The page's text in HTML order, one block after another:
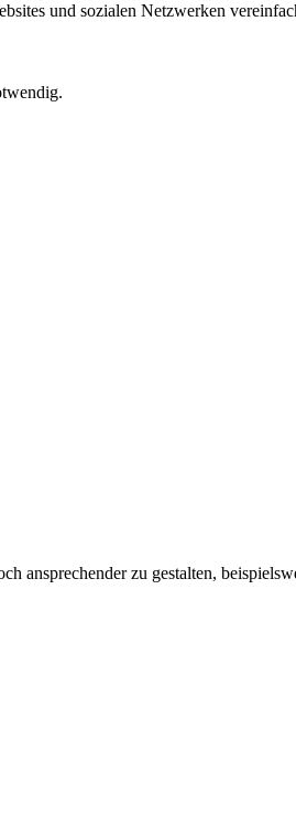
und sozialen Netzwerken
ansprechender zu gestalten,